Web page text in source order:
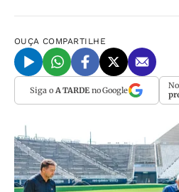
OUÇA COMPARTILHE
Siga o A TARDEno Google